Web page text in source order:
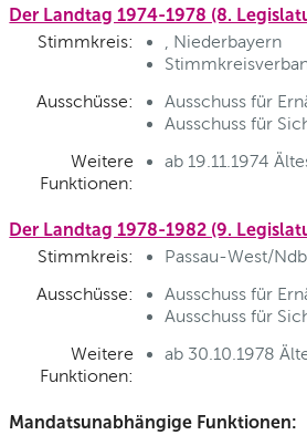
Der Landtag 1974-1978 (8.
Stimmkreis:
, Niederbayern
Ausschüsse:
Ausschuss für
Ausschuss für
Weitere
Funktionen:
ab 19.11.1974
Der Landtag 1978-1982 (9.
Stimmkreis:
Passau-West/Ndb
Ausschüsse:
Ausschuss für
Ausschuss für
Weitere
Funktionen:
ab 30.10.1978
Mandatsunabhängige Funktionen: